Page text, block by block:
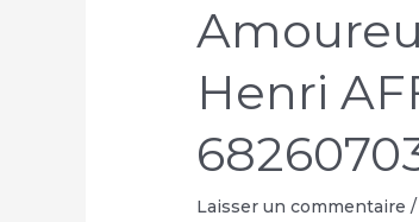
Henri
Laisser un commentaire /